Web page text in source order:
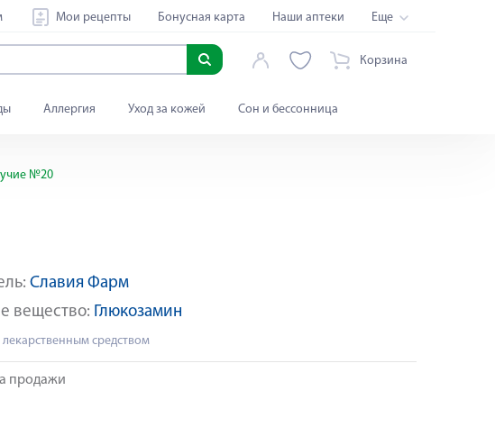
Мои рецепты Бонусная карта Наши аптеки Еще
Корзина
Аллергия Уход за кожей Сон и бессонница
№20
Славия Фарм
вещество: Глюкозамин
средством
продажи